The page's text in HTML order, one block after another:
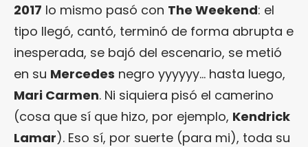
2017 lo mismo pasó con The Weekend: el
tipo llegó, cantó, terminó de forma abrupta e
inesperada, se bajó del escenario, se metió
en su Mercedes negro yyyyyy… hasta luego,
Mari Carmen. Ni siquiera pisó el camerino
(cosa que sí que hizo, por ejemplo, Kendrick
Lamar). Eso sí, por suerte (para mi), toda su